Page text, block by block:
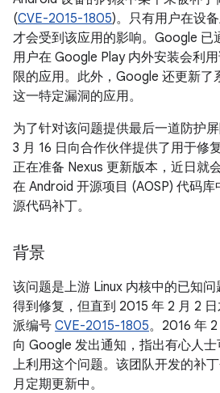
(CVE-2015-1805)。只有用户在设
才会受到该应用的影响。Google 已
用户在 Google Play 内外安装会利
限的应用。此外，Google 还更新了
这一特定漏洞的应用。
为了针对该问题提供最后一道防护
3 月 16 日向合作伙伴提供了用于修
正在准备 Nexus 更新版本，近日就
在 Android 开源项目 (AOSP) 代码
源代码补丁。
背景
该问题是上游 Linux 内核中的已知
得到修复，但直到 2015 年 2 月 2
派编号 CVE-2015-1805。2016 年
向 Google 发出通知，指出有心人
上利用这个问题。该团队开发的补
月定期更新中。